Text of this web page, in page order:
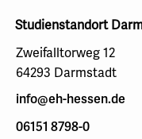
Studienstandort
Zweifalltorweg 12
64293 Darmstadt
info@eh-hessen.de
06151 8798-0